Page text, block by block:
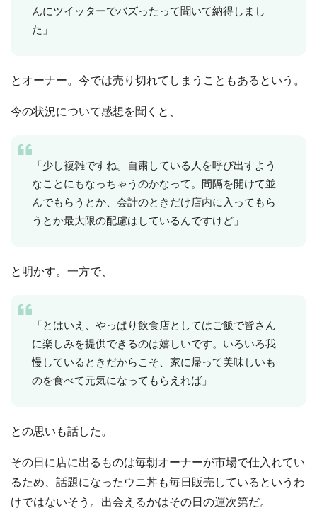
んにツイッターでバズったって聞いて納得しまし
た」
とオーナー。今では売り切れてしまうこともあるという。
今の状況について感想を聞くと、
「少し複雑ですね。自粛している人を呼び出すよう
なことにもなっちゃうのかなって。間隔を開けて並
んでもらうとか、会計のときだけ店内に入ってもら
うとか最大限の配慮はしているんですけど」
と明かす。一方で、
「とはいえ、やっぱり飲食店としてはご飯で皆さん
に楽しみを提供できるのは嬉しいです。いろいろ我
慢しているときだからこそ、家に帰って美味しいも
のを食べて元気になってもらえれば」
との思いも話した。
その日に店に出るものは毎朝オーナーが市場で仕入れてい
るため、話題になったウニ丼も毎日販売しているというわ
けではないそう。出会えるかはその日の運次第だ。